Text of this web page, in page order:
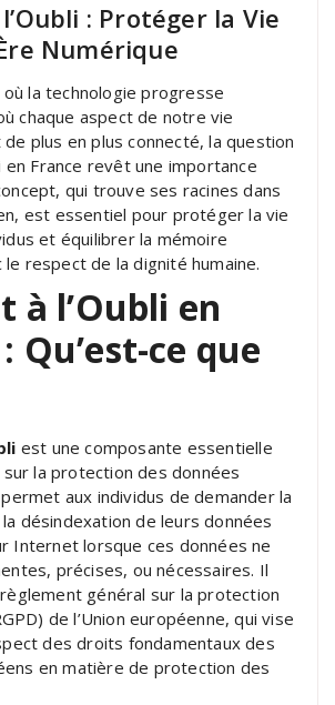
: Protéger la Vie
Numérique
où la technologie progresse
chaque aspect de notre vie
plus en plus connecté, la question
en France revêt une importance
qui trouve ses racines dans
est essentiel pour protéger la vie
et équilibrer la mémoire
le respect de la dignité humaine.
à l’Oubli en
Qu’est-ce que
est une composante essentielle
la protection des données
aux individus de demander la
désindexation de leurs données
Internet lorsque ces données ne
précises, ou nécessaires. Il
général sur la protection
de l’Union européenne, qui vise
des droits fondamentaux des
en matière de protection des